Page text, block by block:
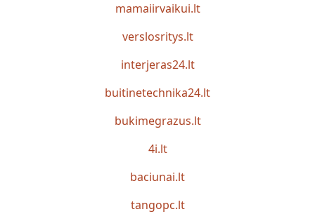
mamaiirvaikui.lt
verslosritys.lt
interjeras24.lt
buitinetechnika24.lt
bukimegrazus.lt
4i.lt
baciunai.lt
tangopc.lt